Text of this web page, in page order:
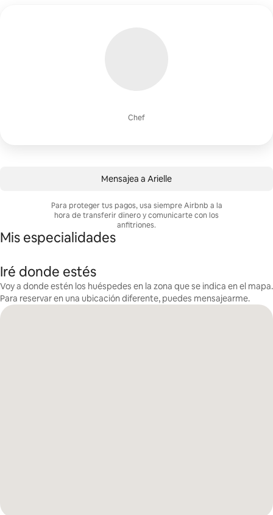
Chef
Mensajea a Arielle
Para proteger tus pagos, usa siempre Airbnb a la
hora de transferir dinero y comunicarte con los
anfitriones.
Mis especialidades
Iré donde estés
Voy a donde estén los huéspedes en la zona que se indica en el mapa.
Para reservar en una ubicación diferente, puedes mensajearme.